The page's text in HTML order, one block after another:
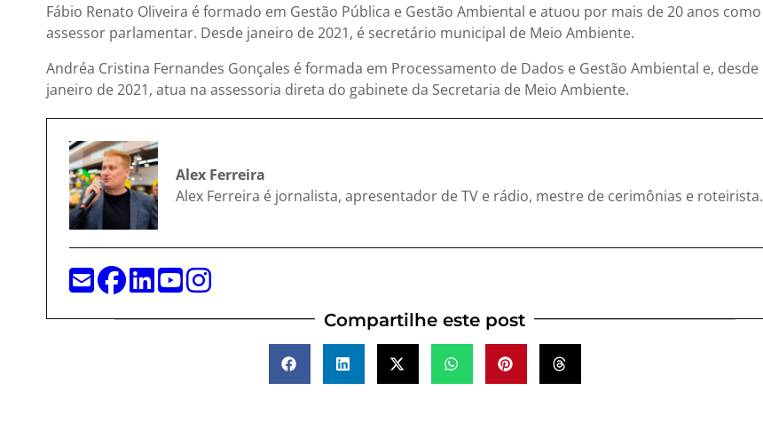
Fábio Renato Oliveira é formado em Gestão Pública e Gestão Ambiental e atuou por mais de 20 anos como
assessor parlamentar. Desde janeiro de 2021, é secretário municipal de Meio Ambiente.
Andréa Cristina Fernandes Gonçales é formada em Processamento de Dados e Gestão Ambiental e, desde
janeiro de 2021, atua na assessoria direta do gabinete da Secretaria de Meio Ambiente.
Alex Ferreira
Alex Ferreira é jornalista, apresentador de TV e rádio, mestre de cerimônias e roteirista.
Compartilhe este post